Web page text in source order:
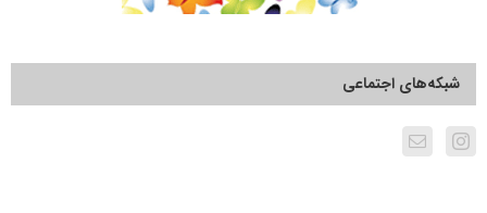
شبکه‌های اجتماعی